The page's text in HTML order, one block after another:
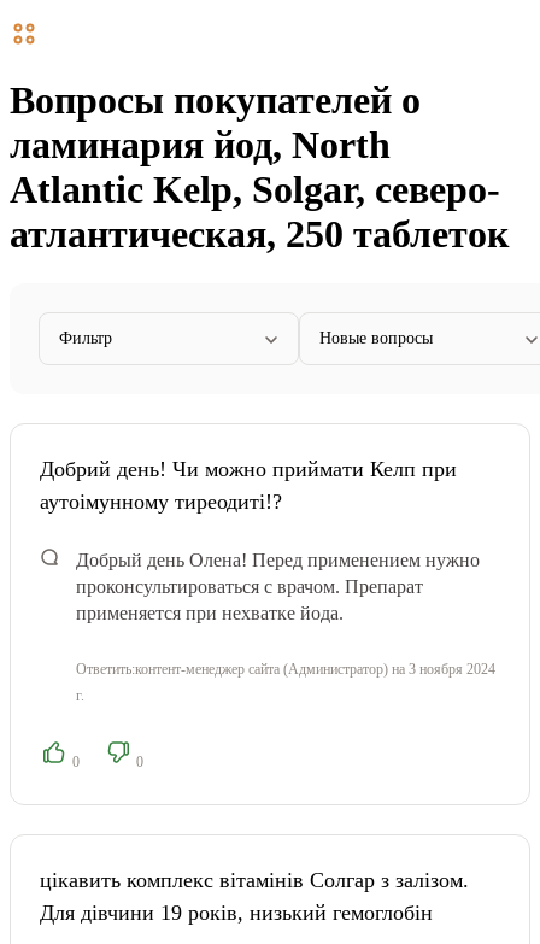
Вопросы покупателей о
ламинария йод, North
Atlantic Kelp, Solgar, северо-
атлантическая, 250 таблеток
Фильтр Новые вопросы
Добрий день! Чи можно приймати Келп при
аутоімунному тиреодиті!?
Добрый день Олена! Перед применением нужно
проконсультироваться с врачом. Препарат
применяется при нехватке йода.
Ответить:контент-менеджер сайта (Администратор) на 3 ноября 2024
г.
0 0
цікавить комплекс вітамінів Солгар з залізом.
Для дівчини 19 років, низький гемоглобін